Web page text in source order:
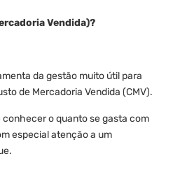
Vendida)?
da gestão muito útil para
de Mercadoria Vendida (CMV).
conhecer o quanto se gasta com
especial atenção a um